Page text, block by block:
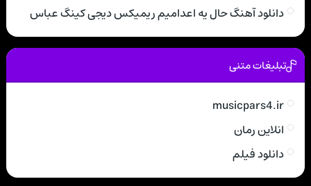
دانلود آهنگ حال یه اعدامیم ریمیکس دیجی کینگ عباس
تبلیغات متنی
musicpars4.ir
انلاین رمان
دانلود فیلم